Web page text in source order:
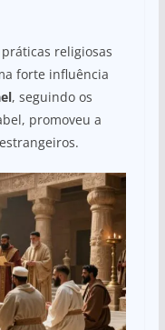
religiosas
forte influência
, seguindo os
promoveu a